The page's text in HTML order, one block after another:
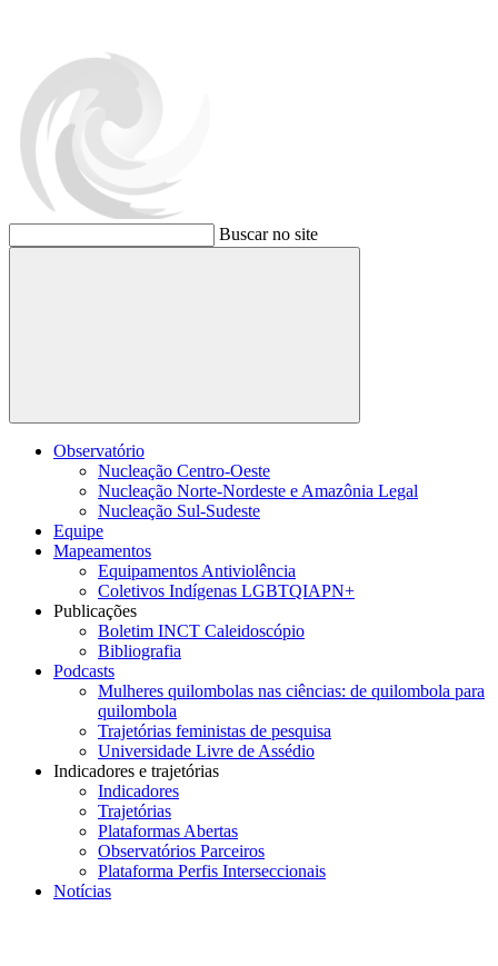
Buscar no site
Buscar
Observatório
Nucleação Centro-Oeste
Nucleação Norte-Nordeste e Amazônia Legal
Nucleação Sul-Sudeste
Equipe
Mapeamentos
Equipamentos Antiviolência
Coletivos Indígenas LGBTQIAPN+
Publicações
Boletim INCT Caleidoscópio
Bibliografia
Podcasts
Mulheres quilombolas nas ciências: de quilombola para
quilombola
Trajetórias feministas de pesquisa
Universidade Livre de Assédio
Indicadores e trajetórias
Indicadores
Trajetórias
Plataformas Abertas
Observatórios Parceiros
Plataforma Perfis Interseccionais
Notícias